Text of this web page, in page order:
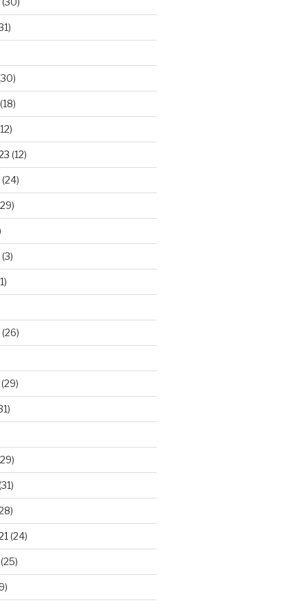
(12)
(24)
(3)
(26)
(24)